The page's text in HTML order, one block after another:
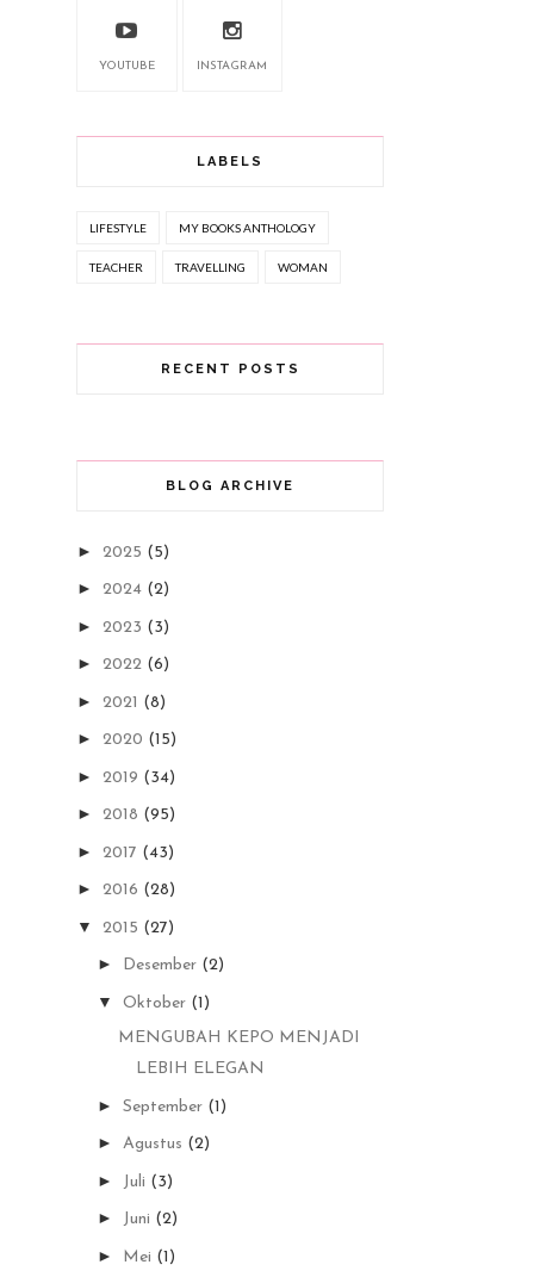
YOUTUBE INSTAGRAM
LABELS
LIFESTYLE MY BOOKS ANTHOLOGY
TEACHER TRAVELLING WOMAN
RECENT POSTS
BLOG ARCHIVE
► 2025 (5)
► 2024 (2)
► 2023 (3)
► 2022 (6)
► 2021 (8)
► 2020 (15)
► 2019 (34)
► 2018 (95)
► 2017 (43)
► 2016 (28)
▼ 2015 (27)
► Desember (2)
▼ Oktober (1)
MENGUBAH KEPO MENJADI
LEBIH ELEGAN
► September (1)
► Agustus (2)
► Juli (3)
► Juni (2)
► Mei (1)